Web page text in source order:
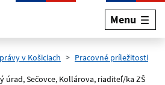
Menu
v Košiciach
Pracovné príležitosti
úrad, Sečovce, Kollárova, riaditeľ/ka ZŠ